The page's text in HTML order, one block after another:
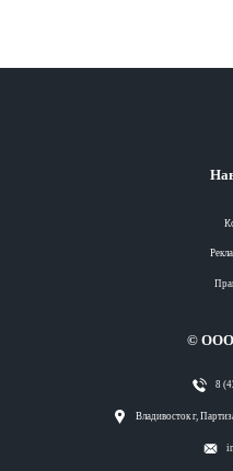
© ООО
8
Владивосток г,